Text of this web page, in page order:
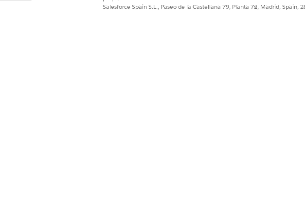
ESTE ARTÍCULO SU PROBLEMA?
Salesforce Spain S.L., Paseo de la Castellana 79, Planta 7ª, Madrid, Spain,